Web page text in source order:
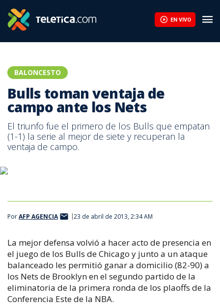
EN VIVO
BALONCESTO
Bulls toman ventaja de
campo ante los Nets
El triunfo fue el primero de los Bulls que empatan
(1-1) la serie al mejor de siete y recuperan la
ventaja de campo.
PorAFP AGENCIA 23 de abril de 2013, 2:34 AM
La mejor defensa volvió a hacer acto de presencia en
el juego de los Bulls de Chicago y junto a un ataque
balanceado les permitió ganar a domicilio (82-90) a
los Nets de Brooklyn en el segundo partido de la
eliminatoria de la primera ronda de los plaoffs de la
Conferencia Este de la NBA.